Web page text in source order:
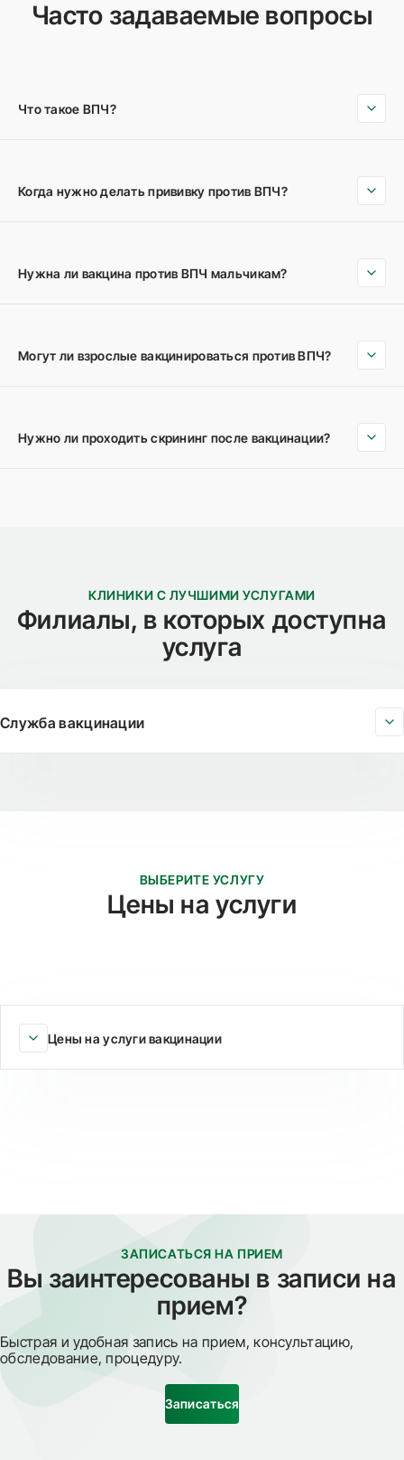
Часто задаваемые вопросы
Что такое ВПЧ?
Когда нужно делать прививку против ВПЧ?
Нужна ли вакцина против ВПЧ мальчикам?
Могут ли взрослые вакцинироваться против ВПЧ?
Нужно ли проходить скрининг после вакцинации?
КЛИНИКИ С ЛУЧШИМИ УСЛУГАМИ
Филиалы, в которых доступна
услуга
Служба вакцинации
ВЫБЕРИТЕ УСЛУГУ
Цены на услуги
Цены на услуги вакцинации
ЗАПИСАТЬСЯ НА ПРИЕМ
Вы заинтересованы в записи на
прием?
Быстрая и удобная запись на прием, консультацию,
обследование, процедуру.
Записаться